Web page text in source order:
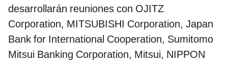
desarrollarán reuniones con OJITZ
Corporation, MITSUBISHI Corporation, Japan
Bank for International Cooperation, Sumitomo
Mitsui Banking Corporation, Mitsui, NIPPON